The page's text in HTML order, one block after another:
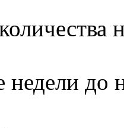
недели до